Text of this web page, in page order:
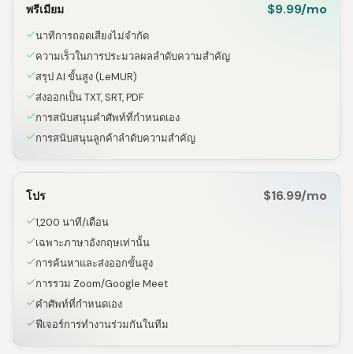
พรีเมียม $9.99/mo
นาทีการถอดเสียงไม่จำกัด
ความเร็วในการประมวลผลลำดับความสำคัญ
สรุป AI ขั้นสูง (LeMUR)
ส่งออกเป็น TXT, SRT, PDF
การสนับสนุนคำศัพท์ที่กำหนดเอง
การสนับสนุนลูกค้าลำดับความสำคัญ
โปร $16.99/mo
1,200 นาที/เดือน
เฉพาะภาษาอังกฤษเท่านั้น
การค้นหาและส่งออกขั้นสูง
การรวม Zoom/Google Meet
คำศัพท์ที่กำหนดเอง
ฟีเจอร์การทำงานร่วมกันในทีม